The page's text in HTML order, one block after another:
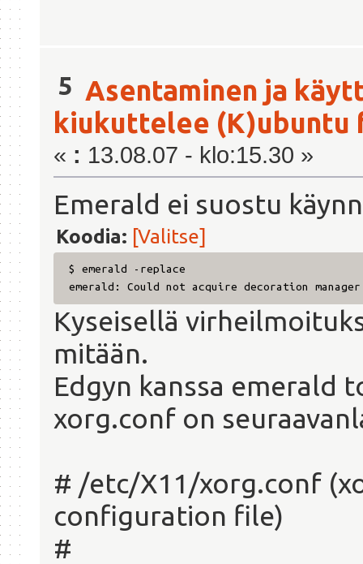
5 Asentaminen ja
kiukuttelee (K)ubuntu
« : 13.08.07 - klo:15.30 »
Emerald ei suostu
Koodia: [Valitse]
$ emerald -replace
emerald: Could not acquire decoration
Kyseisellä
mitään.
Edgyn kanssa emerald
xorg.conf on
# /etc/X11/xorg.conf
configuration file)
#